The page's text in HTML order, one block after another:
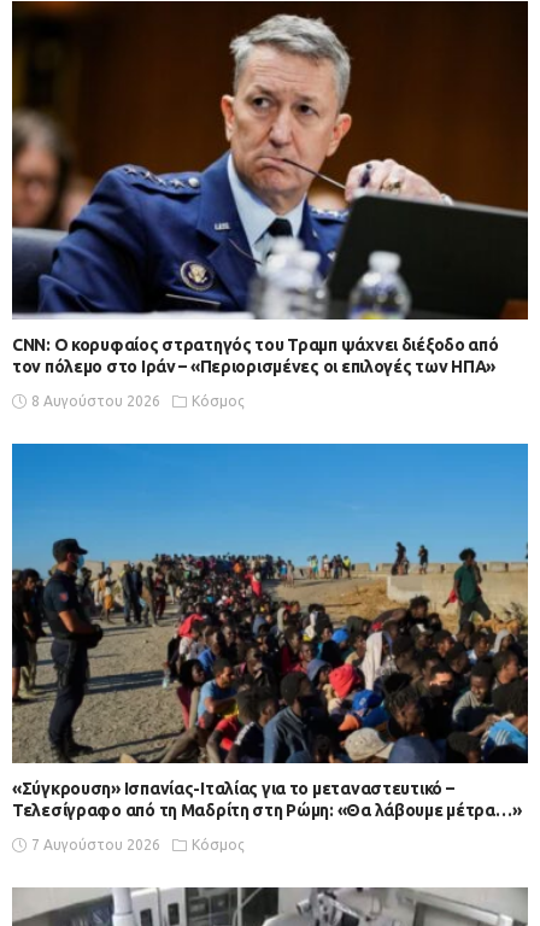
CNN: Ο κορυφαίος στρατηγός του Τραμπ ψάχνει διέξοδο από
τον πόλεμο στο Ιράν – «Περιορισμένες οι επιλογές των ΗΠΑ»
8 Αυγούστου 2026 Κόσμος
«Σύγκρουση» Ισπανίας-Ιταλίας για το μεταναστευτικό –
Τελεσίγραφο από τη Μαδρίτη στη Ρώμη: «Θα λάβουμε μέτρα…»
7 Αυγούστου 2026 Κόσμος